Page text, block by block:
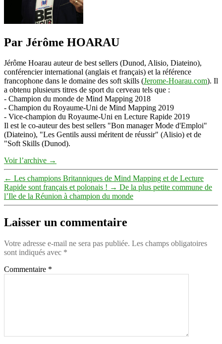
Par Jérôme HOARAU
Jérôme Hoarau auteur de best sellers (Dunod, Alisio, Diateino),
conférencier international (anglais et français) et la référence
francophone dans le domaine des soft skills (Jerome-Hoarau.com). Il
a obtenu plusieurs titres de sport du cerveau tels que :
- Champion du monde de Mind Mapping 2018
- Champion du Royaume-Uni de Mind Mapping 2019
- Vice-champion du Royaume-Uni en Lecture Rapide 2019
Il est le co-auteur des best sellers "Bon manager Mode d'Emploi"
(Diateino), "Les Gentils aussi méritent de réussir" (Alisio) et de
"Soft Skills (Dunod).
Voir l’archive →
← Les champions Britanniques de Mind Mapping et de Lecture
Rapide sont français et polonais ! → De la plus petite commune de
l’Ile de la Réunion à champion du monde
Laisser un commentaire
Votre adresse e-mail ne sera pas publiée. Les champs obligatoires
sont indiqués avec *
Commentaire *